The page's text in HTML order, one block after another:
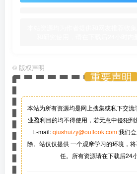
© 版权声明
重要声明
本站为所有资源均是网上搜集或私下交流
业盈利目的均不得使用，若无意中侵犯
E-mail:qiushuizy@outlook.com我们
除。站仅仅提供 一个观摩学习的环境，
任。所有资源请在下载后24